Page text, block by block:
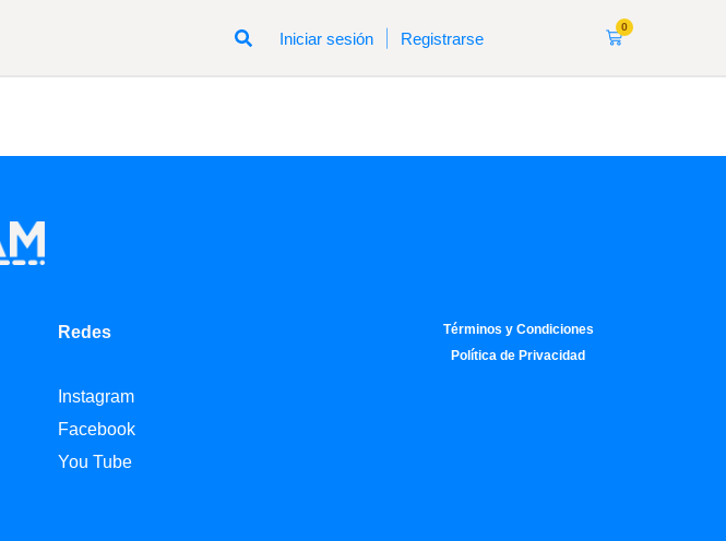
Iniciar sesión Registrarse
0
Redes
Instagram
Facebook
You Tube
Términos y Condiciones
Política de Privacidad